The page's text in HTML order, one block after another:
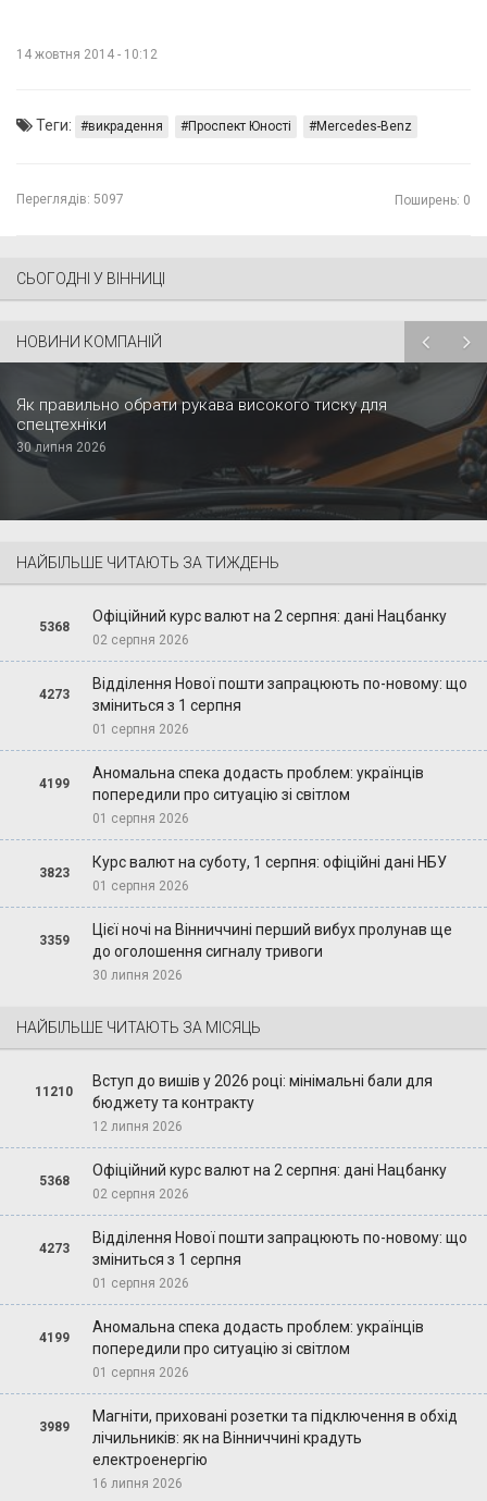
14 жовтня 2014 - 10:12
Теги: викрадення Проспект Юності Mercedes-Benz
Переглядів: 5097 Поширень: 0
СЬОГОДНІ У ВІННИЦІ
НОВИНИ КОМПАНІЙ
Як правильно обрати рукава високого тиску для
спецтехніки
30 липня 2026
НАЙБІЛЬШЕ ЧИТАЮТЬ ЗА ТИЖДЕНЬ
5368
Офіційний курс валют на 2 серпня: дані Нацбанку
02 серпня 2026
4273
Відділення Нової пошти запрацюють по-новому: що
зміниться з 1 серпня
01 серпня 2026
4199
Аномальна спека додасть проблем: українців
попередили про ситуацію зі світлом
01 серпня 2026
3823
Курс валют на суботу, 1 серпня: офіційні дані НБУ
01 серпня 2026
3359
Цієї ночі на Вінниччині перший вибух пролунав ще
до оголошення сигналу тривоги
30 липня 2026
НАЙБІЛЬШЕ ЧИТАЮТЬ ЗА МІСЯЦЬ
11210
Вступ до вишів у 2026 році: мінімальні бали для
бюджету та контракту
12 липня 2026
5368
Офіційний курс валют на 2 серпня: дані Нацбанку
02 серпня 2026
4273
Відділення Нової пошти запрацюють по-новому: що
зміниться з 1 серпня
01 серпня 2026
4199
Аномальна спека додасть проблем: українців
попередили про ситуацію зі світлом
01 серпня 2026
3989
Магніти, приховані розетки та підключення в обхід
лічильників: як на Вінниччині крадуть
електроенергію
16 липня 2026